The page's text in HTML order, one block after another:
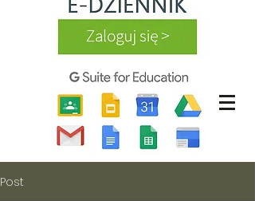
Post